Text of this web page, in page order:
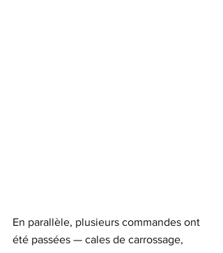
En parallèle, plusieurs commandes ont
été passées — cales de carrossage,